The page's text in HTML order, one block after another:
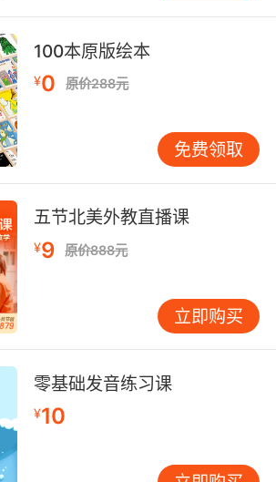
100本原版绘本
¥0 原价288元
免费领取
五节北美外教直播课
¥9 原价888元
立即购买
零基础发音练习课
¥10